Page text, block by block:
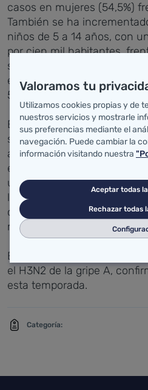
casos en mujeres (54,5%)
También se ha
niños de 5 a 14 años, con
por cien mil habitantes,
semana del 12 al 18 de
edad más afectado es el
54 años, con una tasa de
El porcentaje de casos
se mantiene en un 17%,
al 18 de enero, aunque un
esperado debido a la
uno de los serotipos virales
la vacuna. Esto ha
contra la gripe alcanzada
menor de la prevista.
El mayor número de virus
el H3N2 de la gripe A,
esta temporada.
Categoría:
Valoramos tu
Utilizamos cookies propias y de
nuestros servicios y mostrarle
sus preferencias mediante el
navegación. Puede cambiar la
información visitando nuestra
Aceptar todas
Rechazar todas